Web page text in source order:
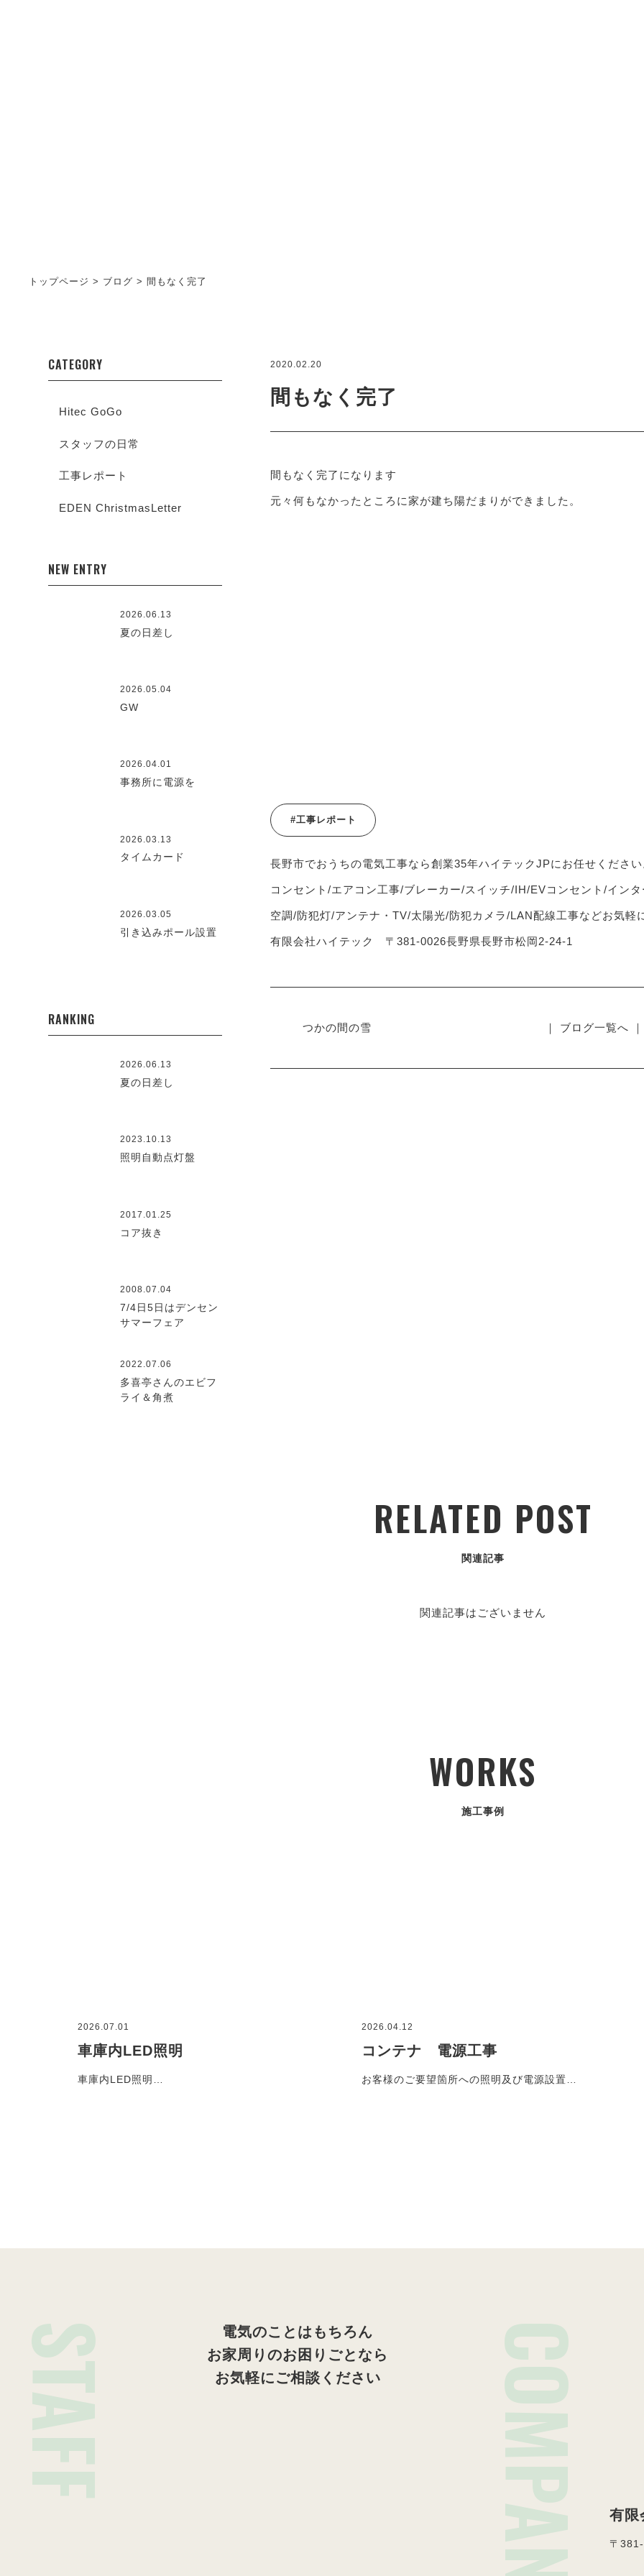
トップページ > ブログ > 間もなく完了
2020.02.20
間もなく完了
間もなく完了になります
元々何もなかったところに家が建ち陽だまりができました。
#工事レポート
長野市でおうちの電気工事なら創業35年ハイテックJPにお任せくださ
コンセント/エアコン工事/ブレーカー/スイッチ/IH/EVコンセント/イン
空調/防犯灯/アンテナ・TV/太陽光/防犯カメラ/LAN配線工事などお気軽
有限会社ハイテック 〒381-0026長野県長野市松岡2-24-1
つかの間の雪 ｜ ブログ一覧へ ｜
CATEGORY
Hitec GoGo
スタッフの日常
工事レポート
EDEN ChristmasLetter
NEW ENTRY
2026.06.13
夏の日差し
2026.05.04
GW
2026.04.01
事務所に電源を
2026.03.13
タイムカード
2026.03.05
引き込みポール設置
RANKING
2026.06.13
夏の日差し
2023.10.13
照明自動点灯盤
2017.01.25
コア抜き
2008.07.04
7/4日5日はデンセン
サマーフェア
2022.07.06
多喜亭さんのエビフ
ライ＆角煮
RELATED POST
関連記事
関連記事はございません
WORKS
施工事例
2026.07.01
車庫内LED照明
車庫内LED照明…
2026.04.12
コンテナ 電源工事
お客様のご要望箇所への照明及び電源設置…
STAFF
電気のことはもちろん
お家周りのお困りごとなら
お気軽にご相談ください
COMPANY 有限
〒